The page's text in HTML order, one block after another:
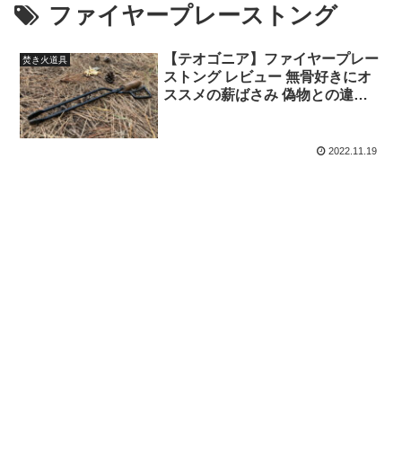
ファイヤープレーストング
焚き火道具
【テオゴニア】ファイヤープレー
ストング レビュー 無骨好きにオ
ススメの薪ばさみ 偽物との違い
2022.11.19